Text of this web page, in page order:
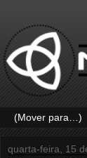
quarta-feira, 15